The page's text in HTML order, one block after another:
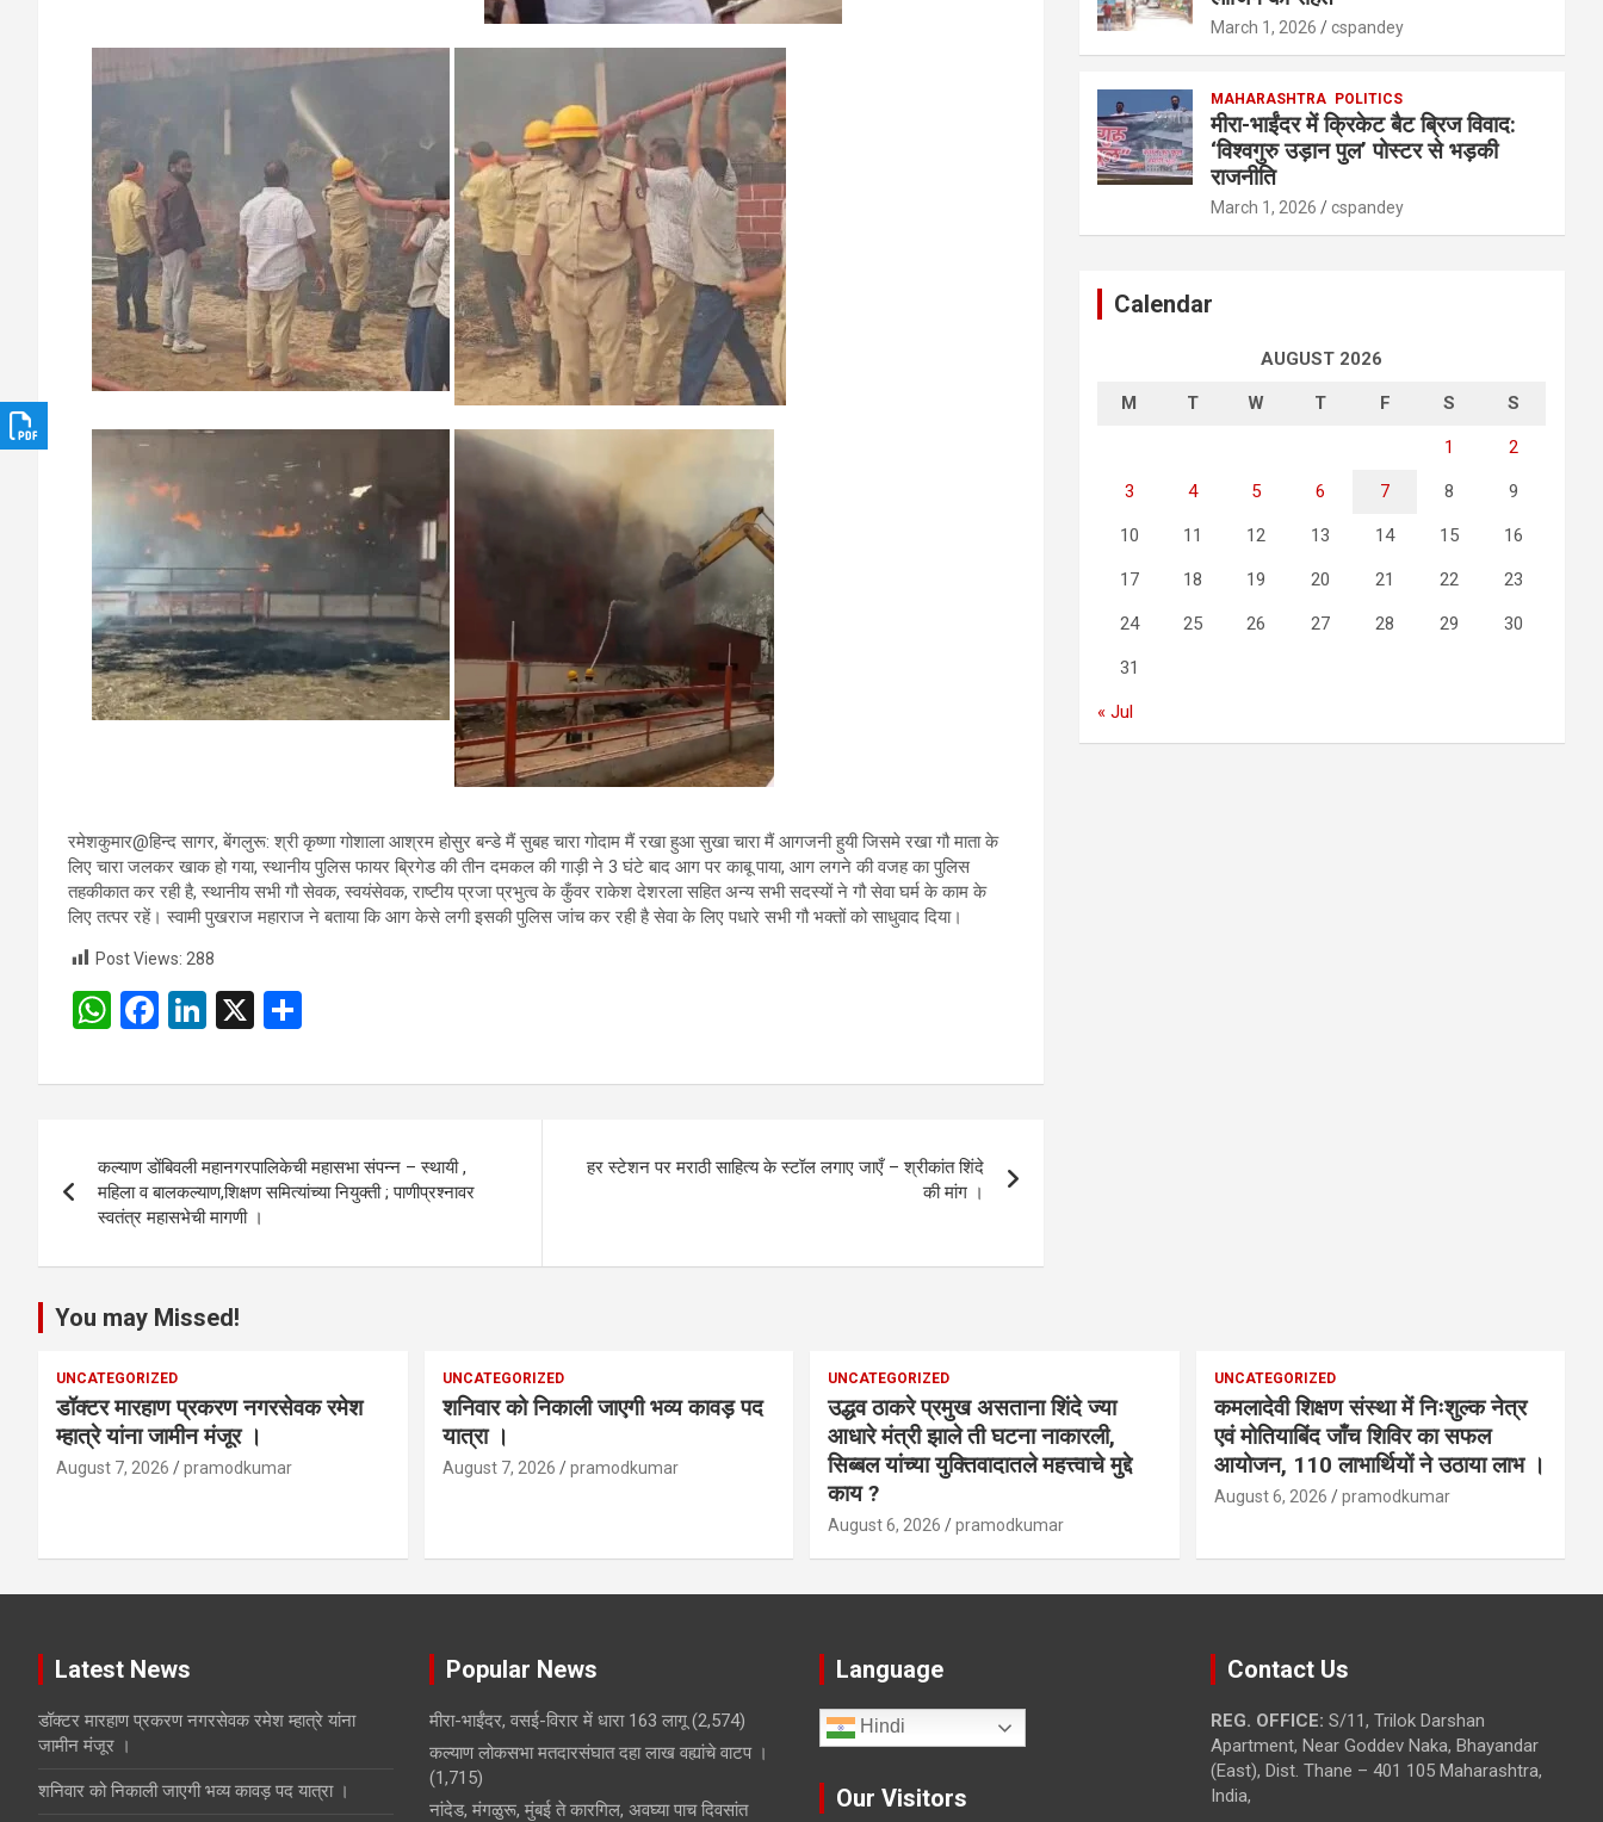
रमेशकुमार@हिन्द सागर, बेंगलुरू: श्री कृष्णा गोशाला आश्रम होसुर बन्डे मैं सुबह चारा गोदाम मैं रखा हुआ सुखा चारा मैं आगजनी हुयी जिसमे रखा गौ माता के
लिए चारा जलकर खाक हो गया, स्थानीय पुलिस फायर ब्रिगेड की तीन दमकल की गाड़ी ने 3 घंटे बाद आग पर काबू पाया, आग लगने की वजह का पुलिस
तहकीकात कर रही है, स्थानीय सभी गौ सेवक, स्वयंसेवक, राष्टीय प्रजा प्रभुत्व के कुँवर राकेश देशरला सहित अन्य सभी सदस्यों ने गौ सेवा घर्म के काम के
लिए तत्पर रहें। स्वामी पुखराज महाराज ने बताया कि आग केसे लगी इसकी पुलिस जांच कर रही है सेवा के लिए पधारे सभी गौ भक्तों को साधुवाद दिया।
Post Views: 288
W
at
A
p
p
F
ce
o
o
k
Li
ke
n
X
ar
navigation
कल्याण डोंबिवली महानगरपालिकेची महासभा संपन्न – स्थायी ,
महिला व बालकल्याण,शिक्षण समित्यांच्या नियुक्ती ; पाणीप्रश्नावर
स्वतंत्र महासभेची मागणी ।
हर स्टेशन पर मराठी साहित्य के स्टॉल लगाए जाएँ – श्रीकांत शिंदे
की मांग ।
March 1, 2026 cspandey
MAHARASHTRA POLITICS
मीरा-भाईंदर में क्रिकेट बैट ब्रिज विवाद:
‘विश्वगुरु उड़ान पुल’ पोस्टर से भड़की
राजनीति
March 1, 2026 cspandey
Calendar
AUGUST 2026
M T W T F S S
1 2
3 4 5 6 7 8 9
10 11 12 13 14 15 16
17 18 19 20 21 22 23
24 25 26 27 28 29 30
31
« Jul
You may Missed!
UNCATEGORIZED
डॉक्टर मारहाण प्रकरण नगरसेवक रमेश
म्हात्रे यांना जामीन मंजूर ।
August 7, 2026 pramodkumar
UNCATEGORIZED
शनिवार को निकाली जाएगी भव्य कावड़ पद
यात्रा ।
August 7, 2026 pramodkumar
UNCATEGORIZED
उद्धव ठाकरे प्रमुख असताना शिंदे ज्या
आधारे मंत्री झाले ती घटना नाकारली,
सिब्बल यांच्या युक्तिवादातले महत्त्वाचे मुद्दे
काय ?
August 6, 2026 pramodkumar
UNCATEGORIZED
कमलादेवी शिक्षण संस्था में निःशुल्क नेत्र
एवं मोतियाबिंद जाँच शिविर का सफल
आयोजन, 110 लाभार्थियों ने उठाया लाभ ।
August 6, 2026 pramodkumar
Latest News
डॉक्टर मारहाण प्रकरण नगरसेवक रमेश म्हात्रे यांना
जामीन मंजूर ।
शनिवार को निकाली जाएगी भव्य कावड़ पद यात्रा ।
Popular News
मीरा-भाईंदर, वसई-विरार में धारा 163 लागू (2,574)
कल्याण लोकसभा मतदारसंघात दहा लाख वह्यांचे वाटप ।
(1,715)
नांदेड, मंगळुरू, मुंबई ते कारगिल, अवघ्या पाच दिवसांत
Language
Hindi
Our Visitors
Contact Us
REG. OFFICE: S/11, Trilok Darshan
Apartment, Near Goddev Naka, Bhayandar
(East), Dist. Thane – 401 105 Maharashtra,
India,